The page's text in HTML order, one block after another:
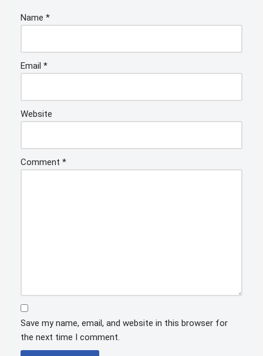
Name *
Email *
Website
Comment *
Save my name, email, and website in this browser for
the next time I comment.